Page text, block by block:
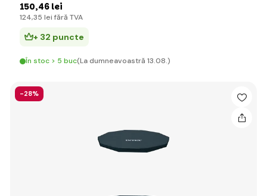
150,46 lei
124,35 lei fără TVA
+ 32 puncte
În stoc > 5 buc(La dumneavoastră 13.08.)
-28%